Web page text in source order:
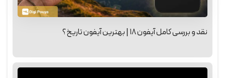
نقد و بررسی کامل آیفون ۱۸ | بهترین آیفون تاریخ؟